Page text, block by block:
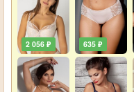
2 056 ₽ 635 ₽